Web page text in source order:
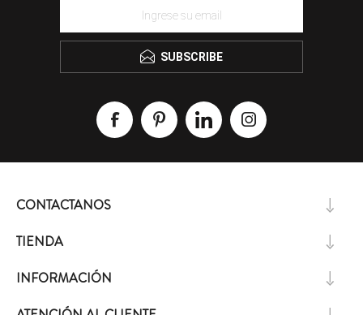
SUBSCRIBE
CONTACTANOS
TIENDA
INFORMACIÓN